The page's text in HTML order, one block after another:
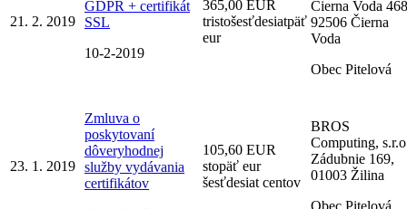
21. 2. 2019
GDPR + certifikát
SSL
10-2-2019
365,00 EUR
tristošesťdesiatpäť
eur
Čierna Voda
92506 Čierna
Voda
Obec Pitelová
23. 1. 2019
Zmluva o
poskytovaní
dôveryhodnej
služby vydávania
certifikátov
105,60 EUR
stopäť eur
šesťdesiat centov
BROS
Computing,
Zádubnie 169,
01003 Žilina
Obec Pitelová